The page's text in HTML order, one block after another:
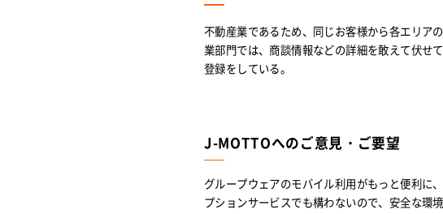
不動産業であるため、同じお客様から各エリア
業部門では、商談情報などの詳細を敢えて伏
登録をしている。
J-MOTTOへのご意見・ご要望
グループウェアのモバイル利用がもっと便利に
プションサービスでも構わないので、安全な環